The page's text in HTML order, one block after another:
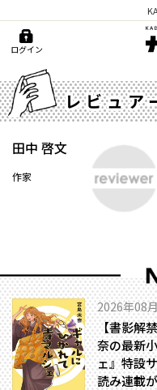
ログイン
レビュア
田中 啓文
作家
2026年08
【書影解
奈の最新
ェ』特設
読み連載